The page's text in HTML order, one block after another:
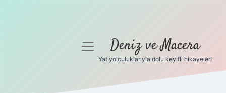
menüyüDeniz ve Macera
Yat yolculuklarıyla dolu keyifli hikayeler!